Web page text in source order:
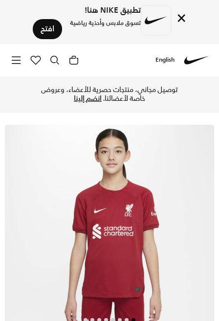
× تطبيق NIKE هنا!
تسوق ملابس وأحذية رياضية افتح
English
توصيل مجاني، منتجات حصرية للأعضاء، وعروض
خاصة لأعضائنا.انضم إلينا